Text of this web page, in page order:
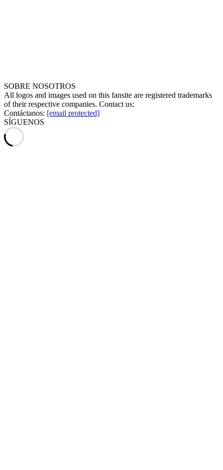
SOBRE NOSOTROS
All logos and images used on this fansite are registered trademarks
of their respective companies. Contact us:
Contáctanos: [email protected]
SÍGUENOS